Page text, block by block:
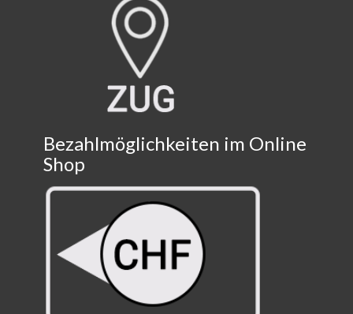
Bezahlmöglichkeiten im Online
Shop